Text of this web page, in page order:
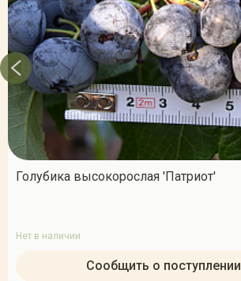
Голубика высокорослая 'Патриот'
Нет в наличии
Сообщить о поступлении